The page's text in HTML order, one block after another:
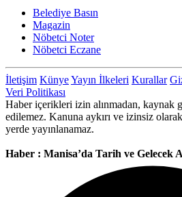
Belediye Basın
Magazin
Nöbetci Noter
Nöbetci Eczane
İletişim KünyeYayın İlkeleri Kurallar
Veri Politikası
Haber içerikleri izin alınmadan, kaynak
edilemez. Kanuna aykırı ve izinsiz
yerde yayınlanamaz.
Haber : Manisa’da Tarih ve Gelecek